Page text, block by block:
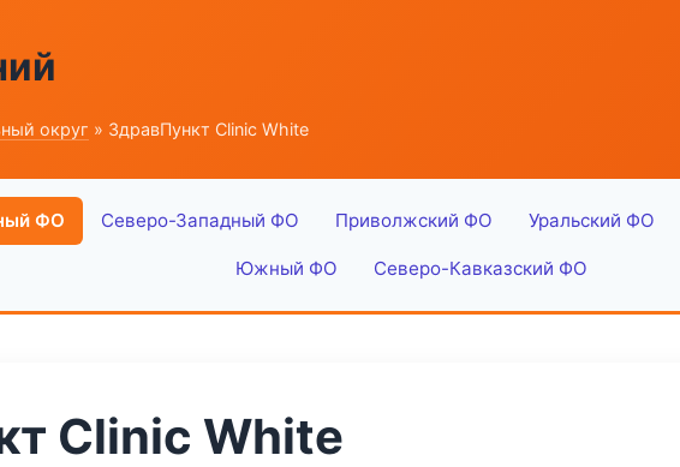
округ » ЗдравПункт Clinic White
ФО Северо-Западный ФО Приволжский ФО Уральский ФО
Южный ФО Северо-Кавказский ФО
Clinic White